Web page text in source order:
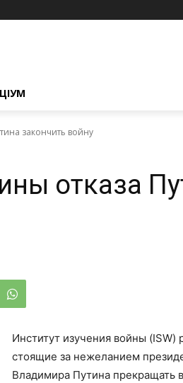
закончить войну
отказа
Институт изучения войны (ISW)
стоящие за нежеланием
Владимира Путина прекращать